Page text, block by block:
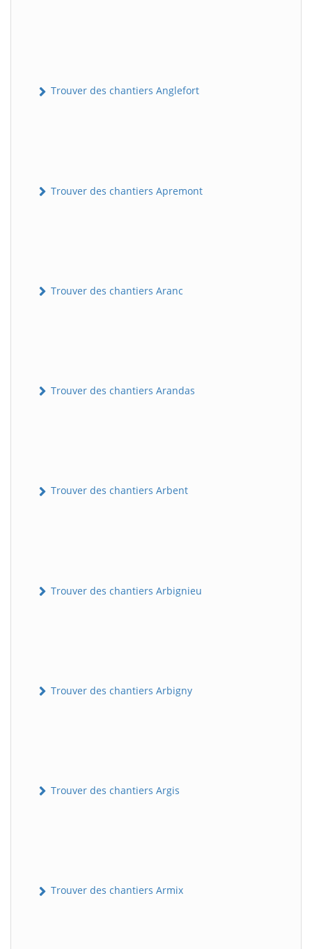
Trouver des chantiers Anglefort
Trouver des chantiers Apremont
Trouver des chantiers Aranc
Trouver des chantiers Arandas
Trouver des chantiers Arbent
Trouver des chantiers Arbignieu
Trouver des chantiers Arbigny
Trouver des chantiers Argis
Trouver des chantiers Armix